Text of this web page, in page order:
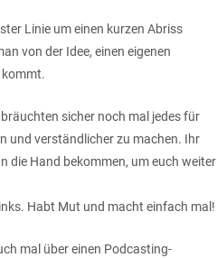
Linie um einen kurzen Abriss
von der Idee, einen eigenen
sicher noch mal jedes für
und verständlicher zu machen. Ihr
die Hand bekommen, um euch weiter
Habt Mut und macht einfach mal!
mal über einen Podcasting-